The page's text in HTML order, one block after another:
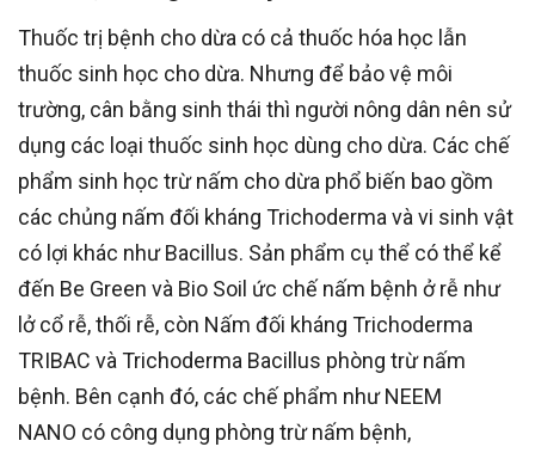
Thuốc trị bệnh cho dừa có cả thuốc hóa học lẫn
thuốc sinh học cho dừa. Nhưng để bảo vệ môi
trường, cân bằng sinh thái thì người nông dân nên sử
dụng các loại thuốc sinh học dùng cho dừa. Các chế
phẩm sinh học trừ nấm cho dừa phổ biến bao gồm
các chủng nấm đối kháng Trichoderma và vi sinh vật
có lợi khác như Bacillus. Sản phẩm cụ thể có thể kể
đến Be Green và Bio Soil ức chế nấm bệnh ở rễ như
lở cổ rễ, thối rễ, còn Nấm đối kháng Trichoderma
TRIBAC và Trichoderma Bacillus phòng trừ nấm
bệnh. Bên cạnh đó, các chế phẩm như NEEM
NANO có công dụng phòng trừ nấm bệnh,